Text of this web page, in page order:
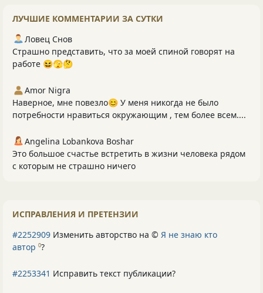
ЛУЧШИЕ КОММЕНТАРИИ ЗА СУТКИ
Ловец Снов
Страшно представить, что за моей спиной говорят на
работе 😆🫣🤔
Amor Nigra
Наверное, мне повезло😊 У меня никогда не было
потребности нравиться окружающим , тем более всем....
Angelina Lobankova Boshar
Это большое счастье встретить в жизни человека рядом
с которым не страшно ничего
ИСПРАВЛЕНИЯ И ПРЕТЕНЗИИ
#2252909 Изменить авторство на © Я не знаю кто
автор 0?
#2253341 Исправить текст публикации?